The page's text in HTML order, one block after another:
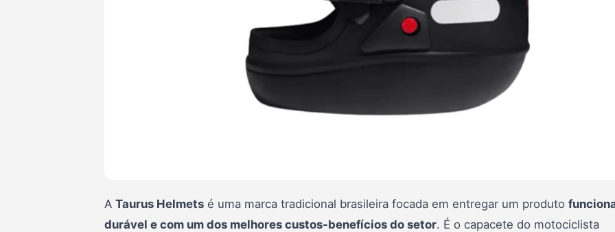
A Taurus Helmets é uma marca tradicional brasileira focada em entregar um produto
durável e com um dos melhores custos-benefícios do setor. É o capacete do motociclista